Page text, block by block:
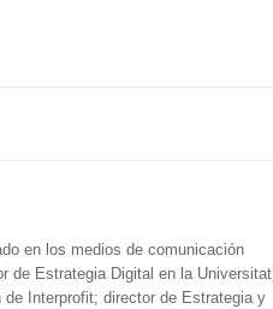
en los medios de comunicación
de Estrategia Digital en la Universitat
Interprofit; director de Estrategia y